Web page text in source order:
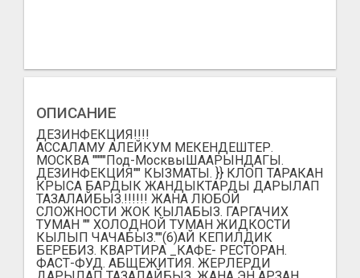
ОПИСАНИЕ
ДЕЗИНФЕКЦИЯ!!!!
АССАЛАМУ АЛЕЙКУМ МЕКЕНДЕШТЕР.
МОСКВА """"Под-МосквыШААРЫНДАГЫ.
ДЕЗИНФЕКЦИЯ"" КЫЗМАТЫ. }} КЛОП ТАРАКАН
КРЫСА БАРДЫК ЖАНДЫКТАРДЫ ДАРЫЛАП
ТАЗАЛАЙБЫЗ.!!!!!! ЖАНА ЛЮБОЙ
СЛОЖНОСТИ ЖОК КЫЛАБЫЗ. ГАРГАЧИХ
ТУМАН "" ХОЛОДНОЙ ТУМАН ЖИДКОСТИ
КЫЛЫП ЧАЧАБЫЗ.""(6)АЙ КЕПИЛДИК
БЕРЕБИЗ. КВАРТИРА _КАФЕ- РЕСТОРАН.
ФАСТ-ФУД. АБЩЕЖИТИЯ. ЖЕРЛЕРДИ